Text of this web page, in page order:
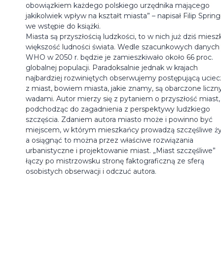
obowiązkiem każdego polskiego urzędnika mającego
jakikolwiek wpływ na kształt miasta” – napisał Filip
we wstępie do książki.
Miasta są przyszłością ludzkości, to w nich już dziś
większość ludności świata. Wedle szacunkowych danych
WHO w 2050 r. będzie je zamieszkiwało około 66 proc.
globalnej populacji. Paradoksalnie jednak w krajach
najbardziej rozwiniętych obserwujemy postępującą
z miast, bowiem miasta, jakie znamy, są obarczone
wadami. Autor mierzy się z pytaniem o przyszłość miast,
podchodząc do zagadnienia z perspektywy ludzkiego
szczęścia. Zdaniem autora miasto może i powinno być
miejscem, w którym mieszkańcy prowadzą szczęśliwe
a osiągnąć to można przez właściwe rozwiązania
urbanistyczne i projektowanie miast. „Miast szczęśliwe”
łączy po mistrzowsku stronę faktograficzną ze sferą
osobistych obserwacji i odczuć autora.